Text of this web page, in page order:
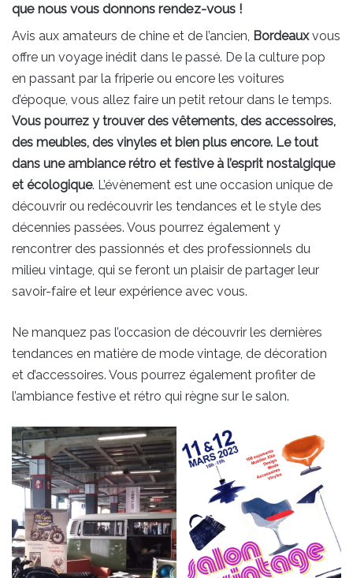
que nous vous donnons rendez-vous !
Avis aux amateurs de chine et de l’ancien, Bordeauxvous
offre un voyage inédit dans le passé. De la culture pop
en passant par la friperie ou encore les voitures
d’époque, vous allez faire un petit retour dans le temps.
Vous pourrez y trouver des vêtements, des accessoires,
des meubles, des vinyles et bien plus encore. Le tout
dans une ambiance rétro et festive à l’esprit nostalgique
et écologique. L’évènement est une occasion unique de
découvrir ou redécouvrir les tendances et le style des
décennies passées. Vous pourrez également y
rencontrer des passionnés et des professionnels du
milieu vintage, qui se feront un plaisir de partager leur
savoir-faire et leur expérience avec vous.
Ne manquez pas l’occasion de découvrir les dernières
tendances en matière de mode vintage, de décoration
et d’accessoires. Vous pourrez également profiter de
l’ambiance festive et rétro qui règne sur le salon.